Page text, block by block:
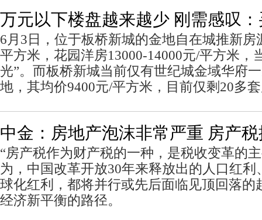
万元以下楼盘越来越少 刚需感叹
6月3日，位于板桥新城的金地自在城推新房
平方米，花园洋房13000-14000元/平方米，
光”。而板桥新城当前仅有世纪城金域华府
地，其均价9400元/平方米，目前仅剩20多
中金：房地产泡沫非常严重 房产
“房产税作为财产税的一种，是税收变革的
为，中国改革开放30年来释放出的人口红
球化红利，都将并行或先后面临见顶回落的
经济新平衡的路径。